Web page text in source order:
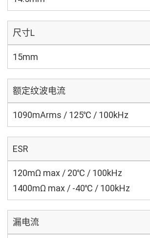
尺寸L
15mm
额定纹波电流
1090mArms / 125℃ / 100kHz
ESR
120mΩ max / 20℃ / 100kHz
1400mΩ max / -40℃ / 100kHz
漏电流